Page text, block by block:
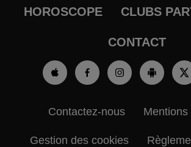
HOROSCOPE CLUBS
CONTACT
Contactez-nous Mentions
Gestion des cookies